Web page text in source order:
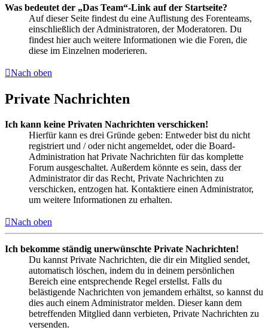
Was bedeutet der „Das Team“-Link auf der Startseite?
Auf dieser Seite findest du eine Auflistung des Forenteams,
einschließlich der Administratoren, der Moderatoren. Du
findest hier auch weitere Informationen wie die Foren, die
diese im Einzelnen moderieren.
Nach oben
Private Nachrichten
Ich kann keine Privaten Nachrichten verschicken!
Hierfür kann es drei Gründe geben: Entweder bist du nicht
registriert und / oder nicht angemeldet, oder die Board-
Administration hat Private Nachrichten für das komplette
Forum ausgeschaltet. Außerdem könnte es sein, dass der
Administrator dir das Recht, Private Nachrichten zu
verschicken, entzogen hat. Kontaktiere einen Administrator,
um weitere Informationen zu erhalten.
Nach oben
Ich bekomme ständig unerwünschte Private Nachrichten!
Du kannst Private Nachrichten, die dir ein Mitglied sendet,
automatisch löschen, indem du in deinem persönlichen
Bereich eine entsprechende Regel erstellst. Falls du
belästigende Nachrichten von jemandem erhältst, so kannst du
dies auch einem Administrator melden. Dieser kann dem
betreffenden Mitglied dann verbieten, Private Nachrichten zu
versenden.